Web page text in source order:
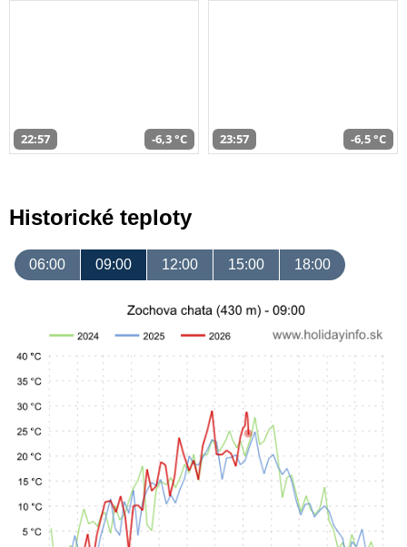
22:57 -6,3 °C 23:57 -6,5 °C
Historické teploty
06:00 09:00 12:00 15:00 18:00